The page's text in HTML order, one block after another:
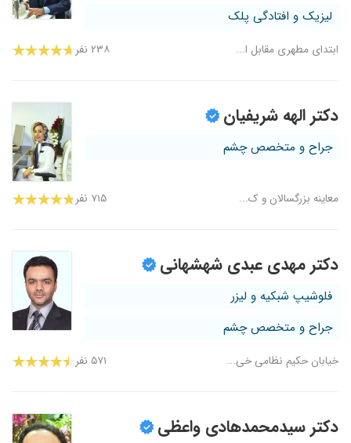
لیزیک و افتادگی پلک
ابتدای مطهری مقابل ا... ۲۳۸ نفر
دکتر الهه شریفیان
جراح و متخصص چشم
معاینه بزرگسالان و ک... ۷۱۵ نفر
دکتر مهدی عبدی شهشهانی
فلوشیپ شبکیه و لیزر
جراح و متخصص چشم
خیابان حکیم نظامی خی... ۵۷۱ نفر
دکتر سیدمحمدهادی واعظی